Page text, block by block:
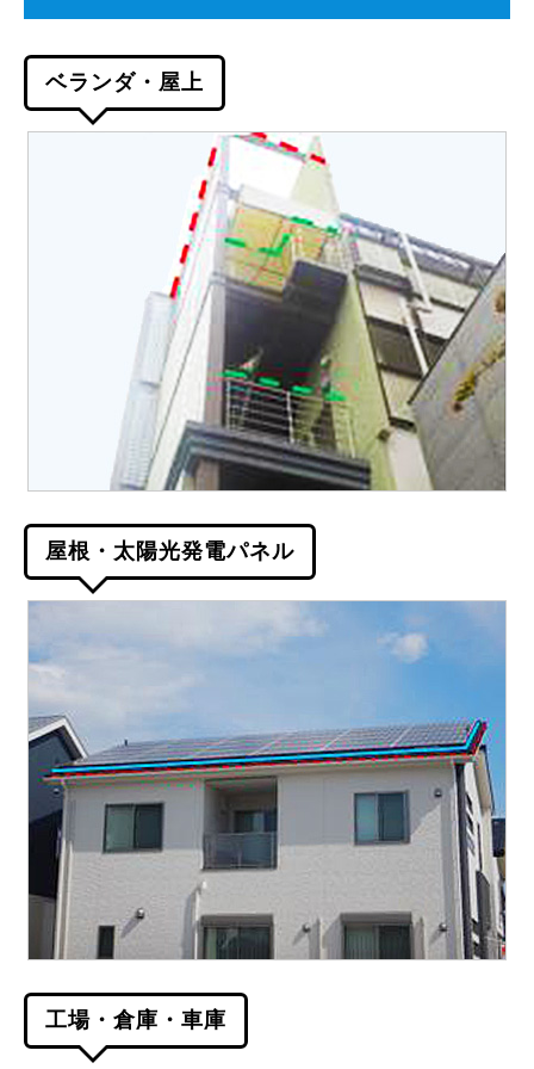
ベランダ・屋上
屋根・太陽光発電パネル
工場・倉庫・車庫